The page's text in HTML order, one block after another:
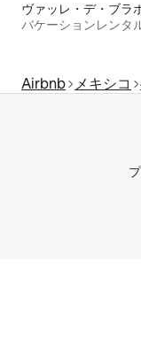
ヴァッレ・デ・ブラ
バケーションレンタ
Airbnb メキシコ